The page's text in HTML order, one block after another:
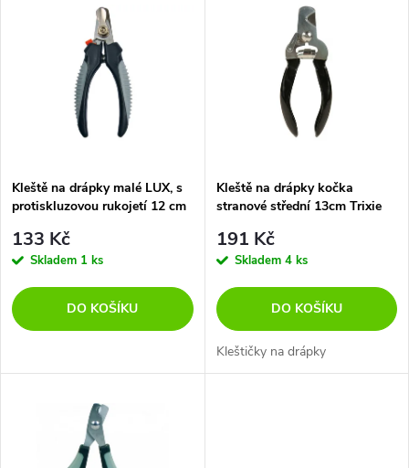
p
r
o
d
u
s
p
r
o
d
Kleště na drápky malé LUX, s
protiskluzovou rukojetí 12 cm
133 Kč
Skladem 1 ks
DO KOŠÍKU
Kleště na drápky kočka
stranové střední 13cm Trixie
191 Kč
Skladem 4 ks
DO KOŠÍKU
Kleštičky na drápky